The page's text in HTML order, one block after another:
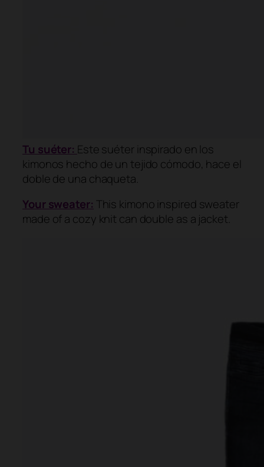
Tu suéter: Este suéter inspirado en los
kimonos hecho de un tejido cómodo, hace el
doble de una chaqueta.
Your sweater: This kimono inspired sweater
made of a cozy knit can double as a jacket.